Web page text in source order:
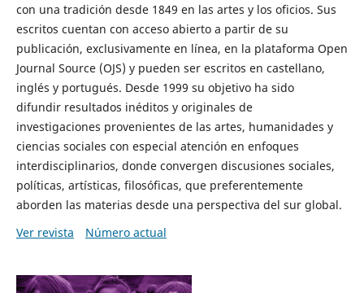
con una tradición desde 1849 en las artes y los oficios. Sus
escritos cuentan con acceso abierto a partir de su
publicación, exclusivamente en línea, en la plataforma Open
Journal Source (OJS) y pueden ser escritos en castellano,
inglés y portugués. Desde 1999 su objetivo ha sido
difundir resultados inéditos y originales de
investigaciones provenientes de las artes, humanidades y
ciencias sociales con especial atención en enfoques
interdisciplinarios, donde convergen discusiones sociales,
políticas, artísticas, filosóficas, que preferentemente
aborden las materias desde una perspectiva del sur global.
Ver revista
Número actual